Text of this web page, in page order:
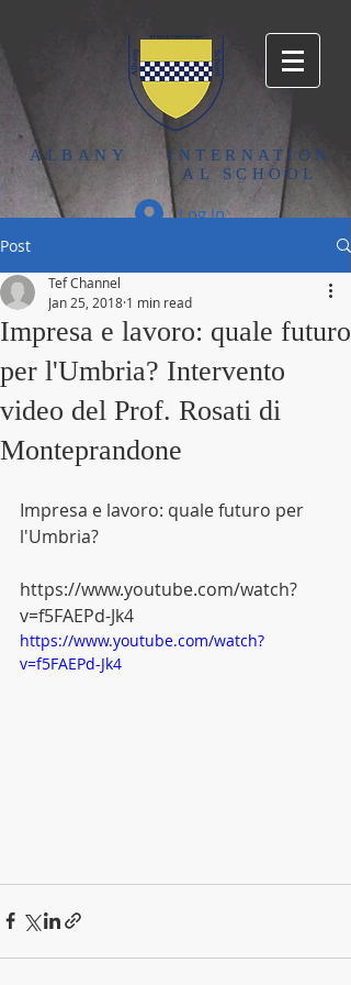
Log In
INTERNATION
AL SCHOOL
ALBANY
Post
Impresa e lavoro: quale futuro
per l'Umbria? Intervento
video del Prof. Rosati di
Monteprandone
Tef Channel
Jan 25, 2018 1 min read
Impresa e lavoro: quale futuro per
l'Umbria?
https://www.youtube.com/watch?
v=f5FAEPd-Jk4
https://www.youtube.com/watch?
v=f5FAEPd-Jk4